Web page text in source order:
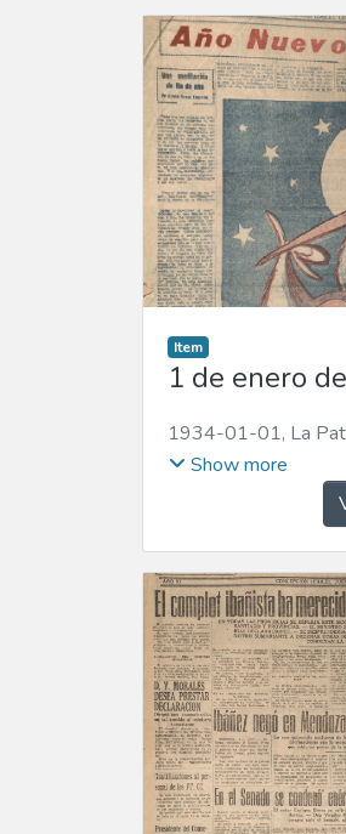
Item
1 de enero
1934-01-01, La
1923)
Show more